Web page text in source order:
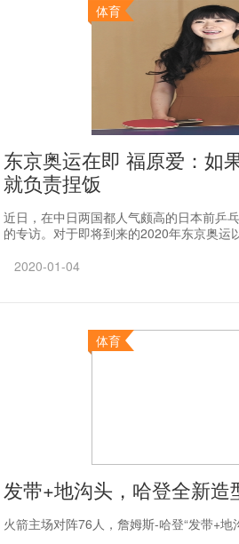
体育
东京奥运在即 福原爱：如
就负责捏饭
近日，在中日两国都人气颇高的日本前乒
的专访。对于即将到来的2020年东京奥运
2020-01-04
体育
发带+地沟头，哈登全新造
火箭主场对阵76人，詹姆斯-哈登“发带+地